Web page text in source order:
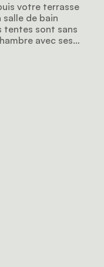
votre terrasse
salle de bain
tentes sont sans
avec ses